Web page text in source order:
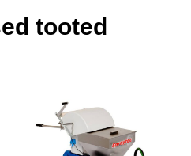
tooted